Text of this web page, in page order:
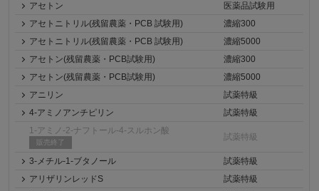
アセトン
医薬品試験用
アセトニトリル(残留農薬・PCB 試験用)
濃縮300
アセトニトリル(残留農薬・PCB 試験用)
濃縮5000
アセトン(残留農薬・PCB試験用)
濃縮300
アセトン(残留農薬・PCB試験用)
濃縮5000
アニリン
試薬特級
4-アミノアンチピリン
試薬特級
1-アミノ-2-ナフトール-4-スルホン酸
販売終了
試薬特級
3-メチル-1-ブタノール
試薬特級
アリザリンレッドS
試薬特級